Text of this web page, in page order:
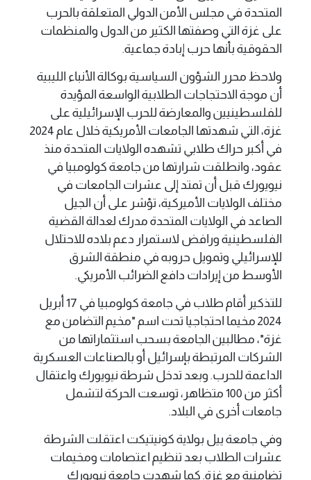
المتحدة في مجلس الأمن الدولي المتعلقة بالحرب
على غزة التي وصفتها الكثير من الدول والمنظمات
الحقوقية بأنها حرب إبادة جماعية.
ولاحظ محرر الشؤون السياسية بوكالة الأنباء الليبية
أن موجة الاحتجاجات الطلابية الواسعة المؤيدة
للفلسطينيين والمعارضة للحرب الإسرائيلية على
غزة، التي شهدتها الجامعات الأمريكية خلال عام 2024
في أكبر حراك طلابي تشهده الولايات المتحدة منذ
عقود، وانطلقت شرارتها من جامعة كولومبيا في
نيويورك قبل أن تمتد إلى عشرات الجامعات في
مختلف الولايات الأميركية، تؤشر على أن الجيل
الصاعد في الولايات المتحدة مدرك لعدالة القضية
الفلسطينية ورافض لاستمرار دعم بلاده للاحتلال
للإسرائيلي وتمويل حروبه في منطقة الشرق
الأوسط من إيرادات دافع الضرائب الأمريكي.
للتذكير أقام طلاب في جامعة كولومبيا في 17 أبريل
2024 مخيما احتجاجيا تحت اسم "مخيم التضامن مع
غزة"، مطالبين الجامعة بسحب استثماراتها من
الشركات المرتبطة بإسرائيل أو بالصناعات العسكرية
الداعمة للحرب. وبعد تدخل شرطة نيويورك واعتقال
أكثر من 100 متظاهر، توسعت الحركة لتشمل
جامعات أخرى في البلاد.
وفي جامعة ييل بولاية كونيتيكت اعتقلت الشرطة
عشرات الطلاب بعد تنظيم اعتصامات ومخيمات
تضامنية مع غزة. كما شهدت جامعة نيويورك